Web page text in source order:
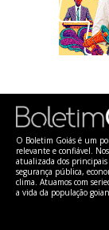
O Boletim Goiás é um
relevante e confiável.
atualizada dos principais
segurança pública,
clima. Atuamos com
a vida da população